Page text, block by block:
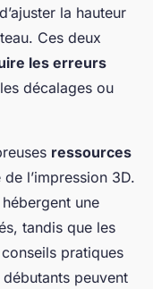
la hauteur
Ces deux
les erreurs
décalages ou
ressources
l’impression 3D.
une
tandis que les
pratiques
peuvent